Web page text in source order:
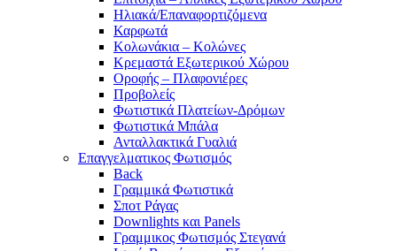
Ηλιακά/Επαναφορτιζόμενα
Καρφωτά
Κολωνάκια – Κολώνες
Κρεμαστά Εξωτερικού Χώρου
Οροφής – Πλαφονιέρες
Προβολείς
Φωτιστικά Πλατείων-Δρόμων
Φωτιστικά Μπάλα
Ανταλλακτικά Γυαλιά
Επαγγελματικος Φωτισμός
Back
Γραμμικά Φωτιστικά
Σποτ Ράγας
Downlights και Panels
Γραμμικος Φωτισμός Στεγανά